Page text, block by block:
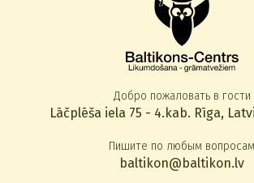
Добро пожаловать в гости
Lāčplēša iela 75 - 4.kab. Rīga,
Пишите по любым вопросам
baltikon@baltikon.lv